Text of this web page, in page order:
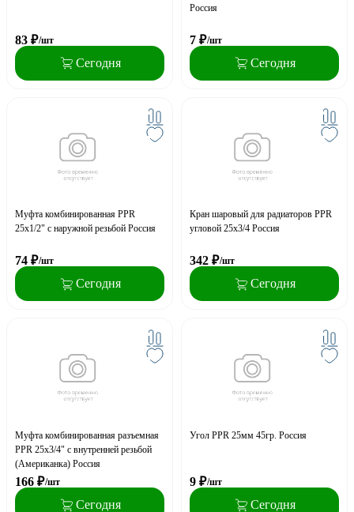
83 ₽/шт
Сегодня
Россия
7 ₽/шт
Сегодня
Муфта комбинированная PPR
25x1/2" с наружной резьбой Россия
74 ₽/шт
Сегодня
Кран шаровый для радиаторов PPR
угловой 25х3/4 Россия
342 ₽/шт
Сегодня
Муфта комбинированная разъемная
PPR 25x3/4" с внутренней резьбой
(Американка) Россия
166 ₽/шт
Сегодня
Угол PPR 25мм 45гр. Россия
9 ₽/шт
Сегодня